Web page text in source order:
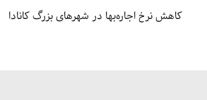
کاهش نرخ اجاره‌بها در شهرهای بزرگ کانادا